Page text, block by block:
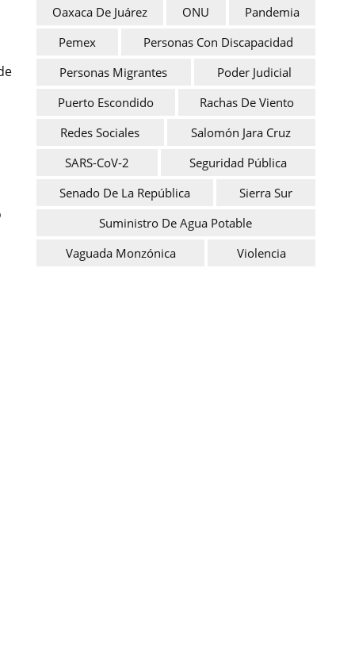
Oaxaca De Juárez
ONU
Pandemia
Pemex
Personas Con Discapacidad
Personas Migrantes
Poder Judicial
Puerto Escondido
Rachas De Viento
Redes Sociales
Salomón Jara Cruz
SARS-CoV-2
Seguridad Pública
Senado De La República
Sierra Sur
Suministro De Agua Potable
Vaguada Monzónica
Violencia